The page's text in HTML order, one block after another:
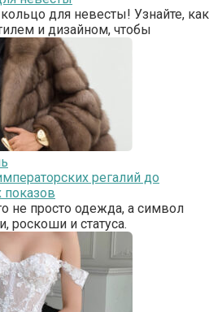
для невесты! Узнайте, как
и дизайном, чтобы
регалий до
не просто одежда, а символ
роскоши и статуса.